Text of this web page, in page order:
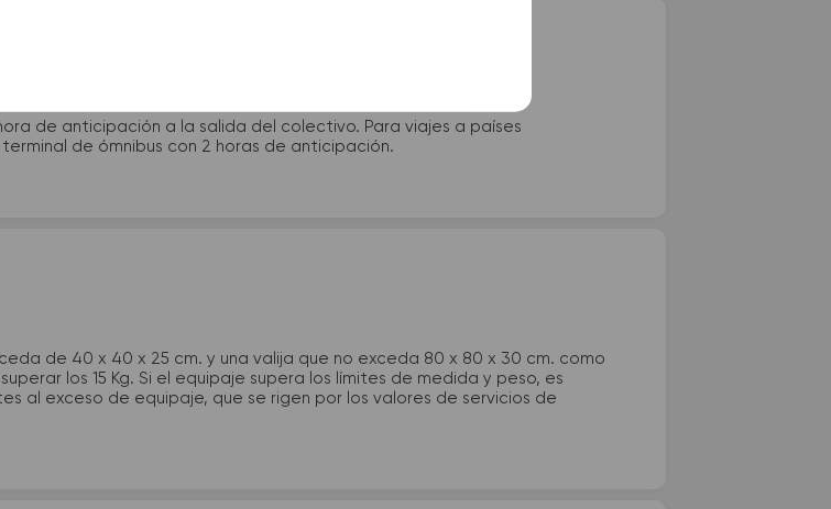
terminal de micros?
de anticipación a la salida del colectivo. Para viajes a países
de ómnibus con 2 horas de anticipación.
de 40 x 40 x 25 cm. y una valija que no exceda 80 x 80 x 30 cm. como
los 15 Kg. Si el equipaje supera los límites de medida y peso, es
al exceso de equipaje, que se rigen por los valores de servicios de